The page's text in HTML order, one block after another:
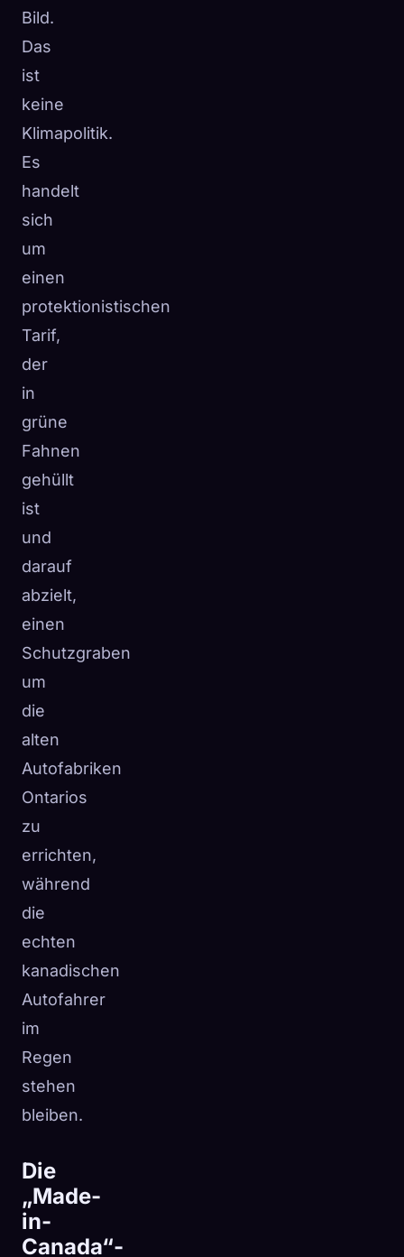
Bild.
Das
ist
keine
Klimapolitik.
Es
handelt
sich
um
einen
protektionistischen
Tarif,
der
in
grüne
Fahnen
gehüllt
ist
und
darauf
abzielt,
einen
Schutzgraben
um
die
alten
Autofabriken
Ontarios
zu
errichten,
während
die
echten
kanadischen
Autofahrer
im
Regen
stehen
bleiben.
Die
„Made-
in-
Canada“-